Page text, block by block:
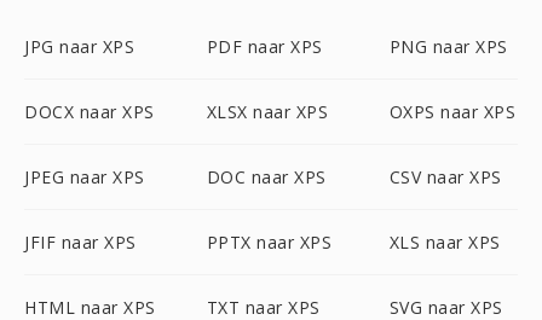
JPG naar XPS PDF naar XPS PNG naar XPS
DOCX naar XPS XLSX naar XPS OXPS naar XPS
JPEG naar XPS DOC naar XPS CSV naar XPS
JFIF naar XPS PPTX naar XPS XLS naar XPS
HTML naar XPS TXT naar XPS SVG naar XPS